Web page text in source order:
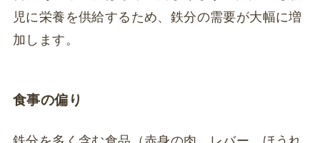
児に栄養を供給するため、鉄分の需要が大幅に増
加します。
食事の偏り